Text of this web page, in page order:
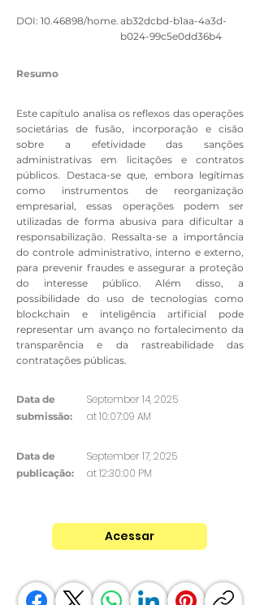
DOI: 10.46898/home. ab32dcbd-b1aa-4a3d-
b024-99c5e0dd36b4
Resumo
Este capítulo analisa os reflexos das operações
societárias de fusão, incorporação e cisão
sobre a efetividade das sanções
administrativas em licitações e contratos
públicos. Destaca-se que, embora legítimas
como instrumentos de reorganização
empresarial, essas operações podem ser
utilizadas de forma abusiva para dificultar a
responsabilização. Ressalta-se a importância
do controle administrativo, interno e externo,
para prevenir fraudes e assegurar a proteção
do interesse público. Além disso, a
possibilidade do uso de tecnologias como
blockchain e inteligência artificial pode
representar um avanço no fortalecimento da
transparência e da rastreabilidade das
contratações públicas.
Data de
submissão:
September 14, 2025
at 10:07:09 AM
Data de
publicação:
September 17, 2025
at 12:30:00 PM
Acessar